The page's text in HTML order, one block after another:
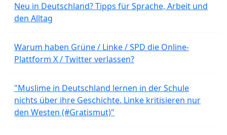
Neu in Deutschland? Tipps für Sprache, Arbeit und
den Alltag
Warum haben Grüne / Linke / SPD die Online-
Plattform X / Twitter verlassen?
"Muslime in Deutschland lernen in der Schule
nichts über ihre Geschichte. Linke kritisieren nur
den Westen (#Gratismut)"